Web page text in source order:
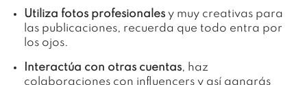
Utiliza fotos profesionales y muy creativas para
las publicaciones, recuerda que todo entra por
los ojos.
Interactúa con otras cuentas, haz
colaboraciones con influencers y así ganarás